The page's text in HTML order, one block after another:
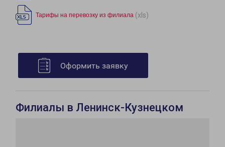
Тарифы на перевозку из филиала (xls)
Оформить заявку
Филиалы в Ленинск-Кузнецком